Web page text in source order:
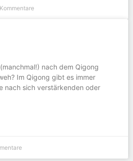
nach dem Qigong
Im Qigong gibt es immer
nach sich verstärkenden oder